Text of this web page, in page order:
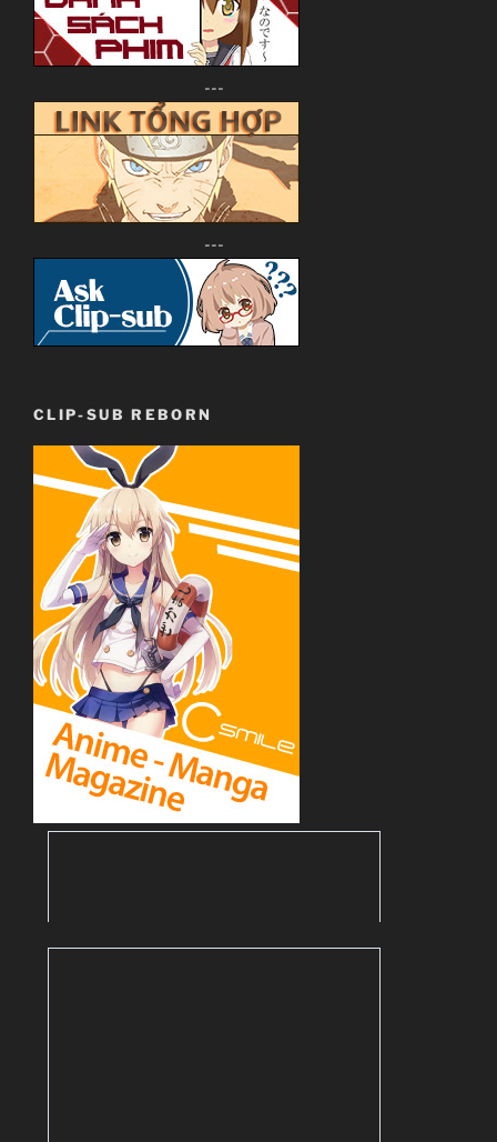
---
---
CLIP-SUB REBORN